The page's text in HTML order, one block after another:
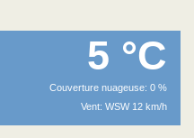
5 °C
Couverture nuageuse: 0 %
Vent: WSW 12 km/h